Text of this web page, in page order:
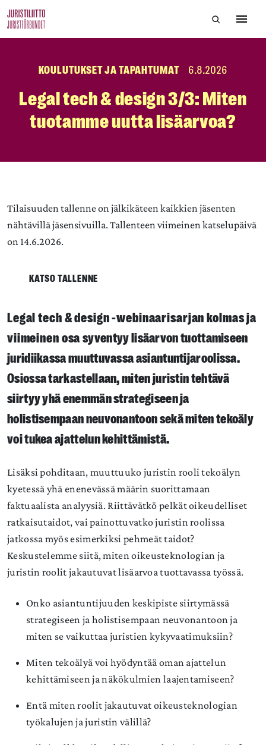
to
Hae
KOULUTUKSET JA TAPAHTUMAT 6.8.2026
Legal tech & design 3/3: Miten
tuotamme uutta lisäarvoa?
Tilaisuuden tallenne on jälkikäteen kaikkien jäsenten
nähtävillä jäsensivuilla. Tallenteen viimeinen katselupäivä
on 14.6.2026.
KATSO TALLENNE
Legal tech & design -webinaarisarjan kolmas ja
viimeinen osasyventyy lisäarvon tuottamiseen
juridiikassa muuttuvassa asiantuntijaroolissa.
Osiossa tarkastellaan, miten juristin tehtävä
siirtyy yhä enemmän strategiseen ja
holistisempaan neuvonantoon sekä miten tekoäly
voi tukea ajattelun kehittämistä.
Lisäksi pohditaan, muuttuuko juristin rooli tekoälyn
kyetessä yhä enenevässä määrin suorittamaan
faktuaalista analyysiä. Riittävätkö pelkät oikeudelliset
ratkaisutaidot, vai painottuvatko juristin roolissa
jatkossa myös esimerkiksi pehmeät taidot?
Keskustelemme siitä, miten oikeusteknologian ja
juristin roolit jakautuvat lisäarvoa tuottavassa työssä.
Onko asiantuntijuuden keskipiste siirtymässä
strategiseen ja holistisempaan neuvonantoon ja
miten se vaikuttaa juristien kykyvaatimuksiin?
Miten tekoälyä voi hyödyntää oman ajattelun
kehittämiseen ja näkökulmien laajentamiseen?
Entä miten roolit jakautuvat oikeusteknologian
työkalujen ja juristin välillä?